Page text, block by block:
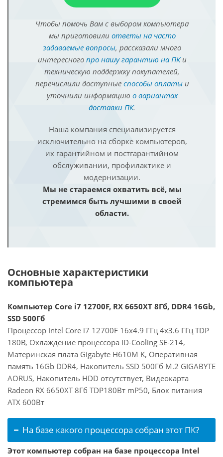
Чтобы помочь Вам с выбором компьютера
мы приготовили ответы на часто
задаваемые вопросы, рассказали много
интересного про нашу гарантию на ПКи
техническую поддержку покупателей,
перечислили доступные способы оплатыи
уточнили информацию о вариантах
доставки ПК.
Наша компания специализируется
исключительно на сборке компьютеров,
их гарантийном и постгарантийном
обслуживании, профилактике и
модернизации.
Мы не стараемся охватить всё, мы
стремимся быть лучшими в своей
области.
Основные характеристики
компьютера
Компьютер Core i7 12700F, RX 6650XT 8Гб, DDR4 16Gb,
SSD 500Гб
Процессор Intel Core i7 12700F 16x4.9 ГГц 4x3.6 ГГц TDP
180В, Охлаждение процессора ID-Cooling SE-214,
Материнская плата Gigabyte H610M K, Оперативная
память 16Gb DDR4, Накопитель SSD 500Гб M.2 GIGABYTE
AORUS, Накопитель HDD отсутствует, Видеокарта
Radeon RX 6650XT 8Гб TDP180Вт mP50, Блок питания
ATX 600Вт
На базе какого процессора собран этот ПК?
Этот компьютер собран на базе процессора Intel